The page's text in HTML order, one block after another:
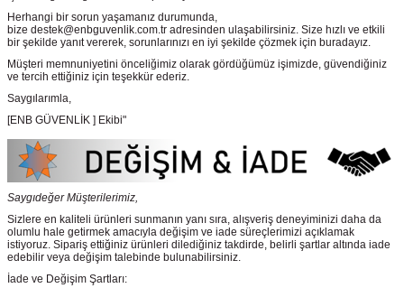
Herhangi bir sorun yaşamanız durumunda,
bize destek@enbguvenlik.com.tr adresinden ulaşabilirsiniz. Size hızlı ve etkili
bir şekilde yanıt vererek, sorunlarınızı en iyi şekilde çözmek için buradayız.
Müşteri memnuniyetini önceliğimiz olarak gördüğümüz işimizde, güvendiğiniz
ve tercih ettiğiniz için teşekkür ederiz.
Saygılarımla,
[ENB GÜVENLİK ] Ekibi"
Saygıdeğer Müşterilerimiz,
Sizlere en kaliteli ürünleri sunmanın yanı sıra, alışveriş deneyiminizi daha da
olumlu hale getirmek amacıyla değişim ve iade süreçlerimizi açıklamak
istiyoruz. Sipariş ettiğiniz ürünleri dilediğiniz takdirde, belirli şartlar altında iade
edebilir veya değişim talebinde bulunabilirsiniz.
İade ve Değişim Şartları: